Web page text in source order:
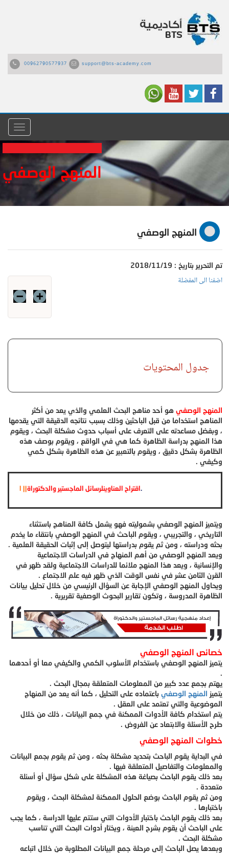
00962790577937 support@bts-academy.com
القائمة
المنهج الوصفي
المنهج الوصفي
تم التحرير بتاريخ : 2018/11/19
اضفنا الى المفضلة
جدول المحتويات
المنهج الوصفي هو أحد مناهج البحث العلمي والذي يعد من أكثر
المناهج استخداما من قبل الباحثين وذلك بسبب نتائجه الدقيقة التي يقدمها
، وبفضل مساعدته على التعرف على أسباب حدوث مشكلة البحث ، ويقوم
هذا المنهج بدراسة الظاهرة كما هي في الواقع ، ويقوم بوصف هذه
الظاهرة بشكل دقيق ، ويقوم بالتعبير عن هذه الظاهرة بشكل كمي
وكيفي .
.اقتراح العناوينلرسائل الماجستير والدكتوراة
ويتميز المنهج الوصفي بشموليته فهو يشمل كافة المناهج باستثناء
التاريخي ، والتجريبي ، ويقوم الباحث في المنهج الوصفي بانتقاء ما يخدم
بحثه ودراسته ، ومن ثم يقوم بدراستها ليتوصل إلى إثبات الحقيقة العلمية .
ويعد المنهج الوصفي من أهم المنهاج في الدراسات الاجتماعية
والإنسانية ، ويعد هذا المنهج ملائما للدراسات الاجتماعية ولقد ظهر في
القرن الثامن عشر في نفس الوقت الذي ظهر فيه علم الاجتماع .
ويحاول المنهج الوصفي الإجابة عن السؤال الرئيسي من خلال تحليل بيانات
الظاهرة المدروسة ، وتكون تقارير البحوث الوصفية تقريرية .
خصائص المنهج الوصفي
يتميز المنهج الوصفي باستخدام الأسلوب الكمي والكيفي معا أو أحدهما
.
يهتم بجمع عدد كبير من المعلومات المتعلقة بمجال البحث .
يتميز المنهج الوصفي باعتماده على التحليل ، كما أنه يعد من المنهاج
الموضوعية والتي تعتمد على العقل .
يتم استخدام كافة الأدوات الممكنة في جمع البيانات ، ذلك من خلال
طرح الأسئلة والابتعاد عن الفروض .
خطوات المنهج الوصفي
في البداية يقوم الباحث بتحديد مشكلة بحثه ، ومن ثم يقوم بجمع البيانات
والمعلومات والتفاصيل المتعلقة فيها .
بعد ذلك يقوم الباحث بصياغة هذه المشكلة على شكل سؤال أو أسئلة
متعددة .
ومن ثم يقوم الباحث بوضع الحلول الممكنة لمشكلة البحث ، ويقوم
باختبارها .
بعد ذلك يقوم الباحث باختبار الأدوات التي ستتم عليها الدراسة ، كما يجب
على الباحث أن يقوم بشرح العينة ، ويختار أدوات البحث التي تناسب
مشكلة البحث .
وبعدها يصل الباحث إلى مرحلة جمع البيانات المطلوبة من خلال اتباعه